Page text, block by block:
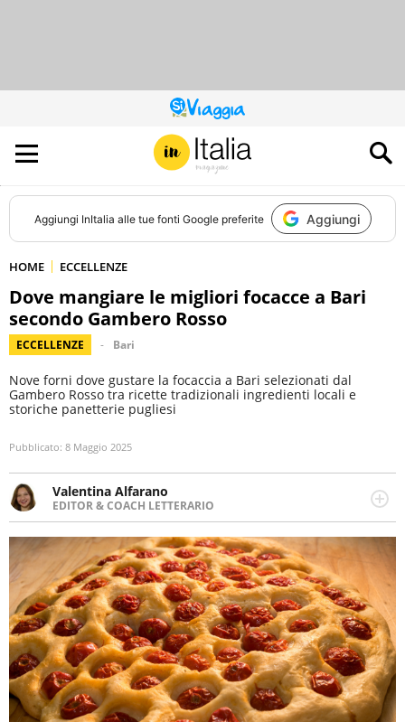
QUESTO
SITO
CONTRIBUISCE
ALL’AUDIENCE
DI
Aggiungi InItalia alle tue fonti Google preferite Aggiungi
HOME ECCELLENZE
Dove mangiare le migliori focacce a Bari
secondo Gambero Rosso
ECCELLENZE Bari
Nove forni dove gustare la focaccia a Bari selezionati dal
Gambero Rosso tra ricette tradizionali ingredienti locali e
storiche panetterie pugliesi
Pubblicato: 8 Maggio 2025
Valentina Alfarano
EDITOR & COACH LETTERARIO
Lavorare con le storie è la mia missione! Specializzata in
storytelling di viaggi, lavoro come editor di narrativa e
coach di scrittura creativa.